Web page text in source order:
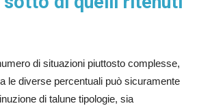
di situazioni piuttosto complesse,
le diverse percentuali può sicuramente
di talune tipologie, sia